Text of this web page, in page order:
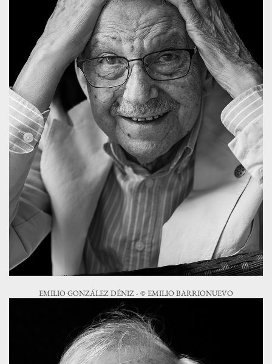
EMILIO GONZÁLEZ DÉNIZ - © EMILIO BARRIONUEVO